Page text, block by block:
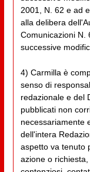
2001, N. 62 e ad
alla delibera
Comunicazioni N.
successive
4) Carmilla è
senso di
redazionale e del
pubblicati non
necessariamente
dell'intera
aspetto va tenuto
azione o